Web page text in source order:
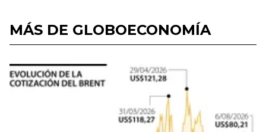
MÁS DE GLOBOECONOMÍA